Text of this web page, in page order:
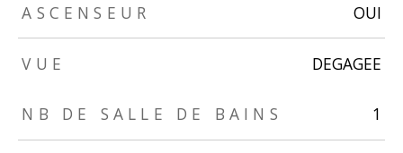
ASCENSEUR OUI
VUE DEGAGEE
TRAD_ZEPHYR_Caracteristique TRAD_ZEPHYR_Valeurs
NB DE SALLE DE BAINS 1